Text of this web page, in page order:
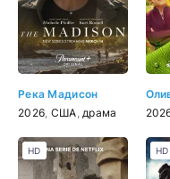
Река Мадисон
2026 США драма
HD HD